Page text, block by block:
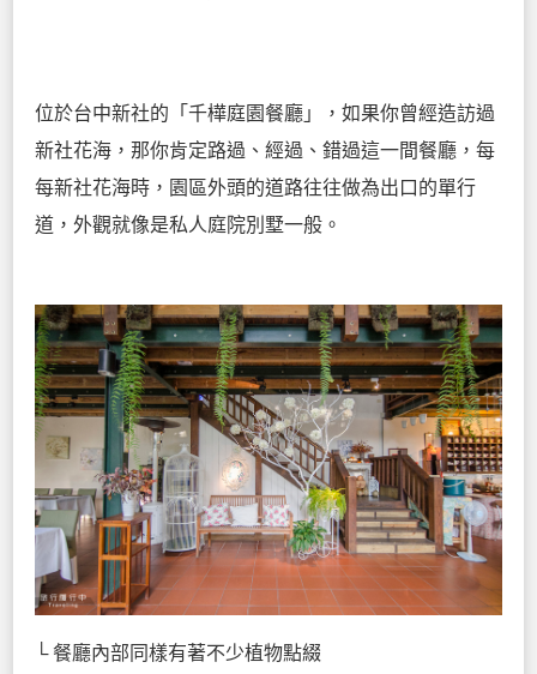
位於台中新社的「千樺庭園餐廳」，如果你曾經造訪過
新社花海，那你肯定路過、經過、錯過這一間餐廳，每
每新社花海時，園區外頭的道路往往做為出口的單行
道，外觀就像是私人庭院別墅一般。
└ 餐廳內部同樣有著不少植物點綴